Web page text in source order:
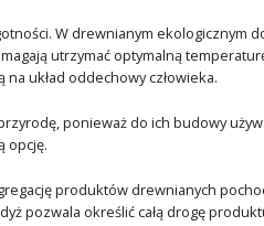
W drewnianym ekologicznym
utrzymać optymalną
układ oddechowy człowieka.
ponieważ do ich budowy
opcję.
produktów drewnianych
pozwala określić całą drogę